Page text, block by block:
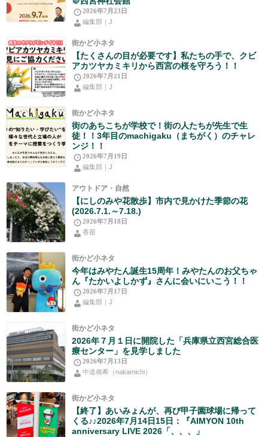
2026年7月23日
編集部｜J
街かど小ネタ
【たくさんの目が必要です】私たちの手で、クビ
アカツヤカミキリから西宮の桜を守ろう！！
2026年7月21日
編集部｜J
街かど小ネタ
街のあちこちが学校で！街の人たちが先生で生
徒！！3年目のmachigaku（まちがく）のチャレ
ンジ！！
2026年7月19日
編集部｜J
アウトドア・自然
【にしのみや花散歩】市内で見かけた季節の花
(2026.7.1.～7.18.)
2026年7月18日
香苗
街かど小ネタ
今年はみやたん誕生15周年！みやたんのお父ちゃ
ん『たかいよしかず』さんに会いにいこう！！
2026年7月17日
編集部｜J
街かど小ネタ
2026年７月１日に開院した「兵庫県立西宮総合医
療センター」を見学しました
2026年7月13日
中道侑希（nakamichi）
街かど小ネタ
【終了】あいみょんが、再び甲子園球場に帰って
くる♪♪2026年7月14日15日：『AIMYON 10th
anniversary LIVE 2026「、、、」